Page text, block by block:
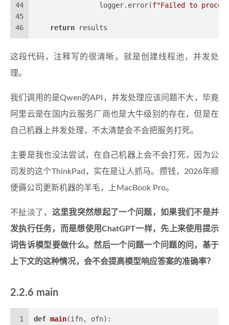
44
45
46
                logger.error(
f"Failed to
return results
这段代码，注释写的很清晰。就是创建线程池，并发处
理。
我们调用的是Qwen的API，并发处理应该问题不大，毕竟
阿里云是在国内云服务厂商也是大牛级别的存在，但是在
自己机器上并发处理，不太清楚会不会把服务打死。
主要是我也没法尝试，在自己机器上会不会打死，因为公
司发的这个ThinkPad，实在是让人抓马。攒钱，2026年顺
便薅公司更新机器的羊毛，上MacBook Pro。
不扯淡了， 这里我突然想起了一个问题，如果我们不是并
发执行任务，而是想使用ChatGPT一样，先上来使用提示
词告诉模型要做什么。然后一个问题一个问题的问，基于
上下文的这种情况，会不会提高模型响应答案的准确率？
2.2.6 main
1
def main(ifn, ofn):